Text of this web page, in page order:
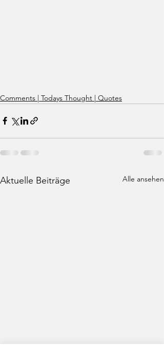
Comments | Todays Thought | Quotes
Aktuelle Beiträge Alle ansehen